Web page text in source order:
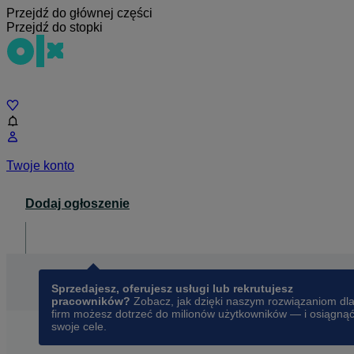
Przejdź do głównej części
Przejdź do stopki
Twoje konto
Dodaj ogłoszenie
Sprzedajesz, oferujesz usługi lub rekrutujesz
pracowników? Zobacz, jak dzięki naszym rozwiązaniom dla
firm możesz dotrzeć do milionów użytkowników — i osiągnąć
swoje cele.